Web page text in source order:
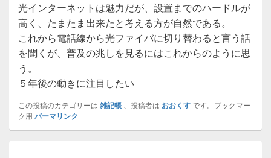
光インターネットは魅力だが、設置までのハードルが
高く、たまたま出来たと考える方が自然である。
これから電話線から光ファイバに切り替わると言う話
を聞くが、普及の兆しを見るにはこれからのように思
う。
５年後の動きに注目したい
この投稿のカテゴリーは 雑記帳 、投稿者は おおくすです。ブックマー
ク用 パーマリンク